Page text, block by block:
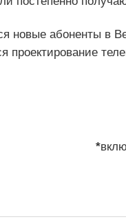
новые абоненты в
проектирование
*